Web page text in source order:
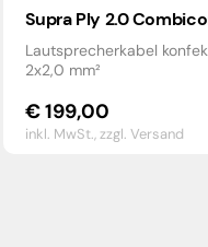
Supra Ply 2.0
Lautsprecherkabel
2x2,0 mm²
€199,00
inkl. MwSt.,zzgl. Versand